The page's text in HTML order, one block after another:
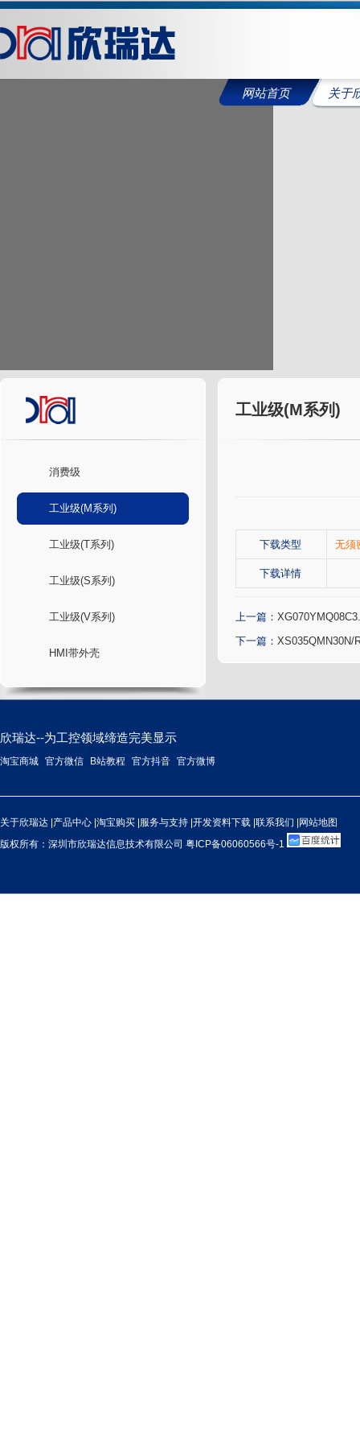
网站首页 关于
消费级
工业级(M系列)
工业级(T系列)
工业级(S系列)
工业级(V系列)
HMI带外壳
工业级(M系列)
下载类型 无须
下载详情
上一篇：
下一篇： XS035QMN30N/
欣瑞达--为工控领域缔造完美显示
淘宝商城 官方微信 B站教程 官方抖音 官方微博
关于欣瑞达 产品中心 淘宝购买 服务与支持 开发资料下载 联系我们
网站地图
版权所有：深圳市欣瑞达信息技术有限公司 粤ICP备06060566号-1